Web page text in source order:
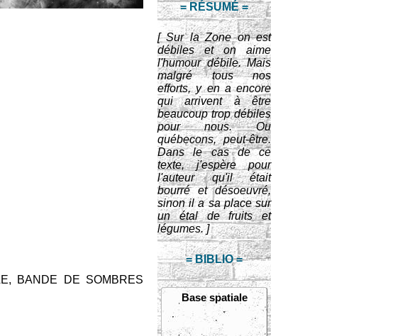
= RÉSUMÉ =
[ Sur la Zone on est
débiles et on aime
l'humour débile. Mais
malgré tous nos
efforts, y en a encore
qui arrivent à être
beaucoup trop débiles
pour nous. Ou
québecons, peut-être.
Dans le cas de ce
texte, j'espère pour
l'auteur qu'il était
bourré et désoeuvré,
sinon il a sa place sur
un étal de fruits et
légumes. ]
= BIBLIO =
Base spatiale
BANDE DE SOMBRES